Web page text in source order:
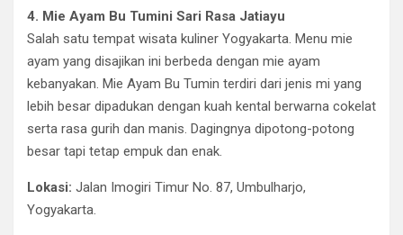
4. Mie Ayam Bu Tumini Sari Rasa Jatiayu
Salah satu tempat wisata kuliner Yogyakarta. Menu mie
ayam yang disajikan ini berbeda dengan mie ayam
kebanyakan. Mie Ayam Bu Tumin terdiri dari jenis mi yang
lebih besar dipadukan dengan kuah kental berwarna cokelat
serta rasa gurih dan manis. Dagingnya dipotong-potong
besar tapi tetap empuk dan enak.
Lokasi: Jalan Imogiri Timur No. 87, Umbulharjo,
Yogyakarta.